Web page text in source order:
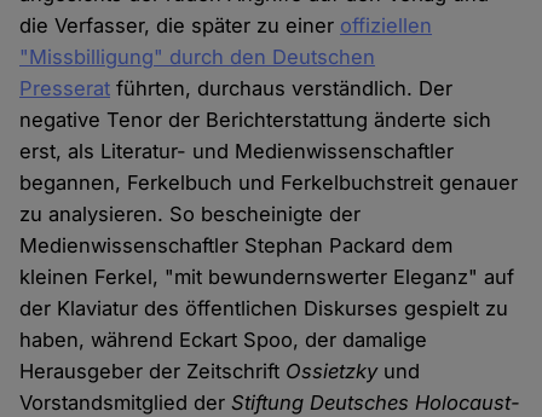
die Verfasser, die später zu einer offiziellen
"Missbilligung" durch den Deutschen
Presserat führten, durchaus verständlich. Der
negative Tenor der Berichterstattung änderte sich
erst, als Literatur- und Medienwissenschaftler
begannen, Ferkelbuch und Ferkelbuchstreit genauer
zu analysieren. So bescheinigte der
Medienwissenschaftler Stephan Packard dem
kleinen Ferkel, "mit bewundernswerter Eleganz" auf
der Klaviatur des öffentlichen Diskurses gespielt zu
haben, während Eckart Spoo, der damalige
Herausgeber der Zeitschrift Ossietzkyund
Vorstandsmitglied derStiftung Deutsches Holocaust-